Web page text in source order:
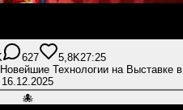
627 5,8K27:25
Технологии на Выставке
16.12.2025
🐙